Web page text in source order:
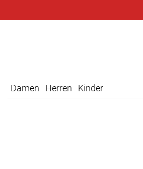
Damen Herren Kinder